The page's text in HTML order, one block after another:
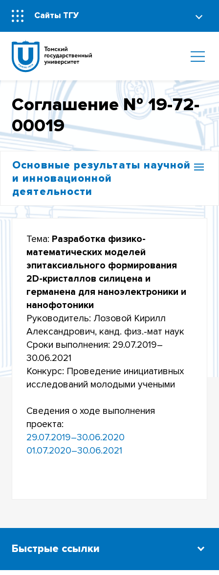
Сайты ТГУ
Соглашение № 19-72-
00019
Основные результаты научной
и инновационной
деятельности
УЧАСТИЕ В ФЦП «ИССЛЕДОВАНИЯ И
ТЕХНОЛОГИЧЕСКОГО КОМПЛЕКСА РОССИИ НА
УЧАСТИЕ В КОНКУРСАХ РОССИЙСКОГО
НАУЧНОГО ФОНДА
УЧАСТИЕ В ФЕДЕРАЛЬНОЙ НАУЧНО-
ТЕХНИЧЕСКОЙ ПРОГРАММЕ РАЗВИТИЯ
ГЕНЕТИЧЕСКИХ ТЕХНОЛОГИЙ НА 2019–2027
ГОДЫ
УЧАСТИЕ В КОНКУРСАХ МИНОБРНАУКИ
РОССИИ НА ПРОВЕДЕНИЕ ИССЛЕДОВАНИЙ В
РАМКАХ МЕЖДУНАРОДНОГО
МНОГОСТОРОННЕГО И ДВУСТОРОННЕГО
СОТРУДНИЧЕСТВА
Тема: Разработка физико-
математических моделей
эпитаксиального формирования
2D-кристаллов силицена и
германена для наноэлектроники и
нанофотоники
Руководитель: Лозовой Кирилл
Александрович, канд. физ.-мат наук
Сроки выполнения: 29.07.2019–
30.06.2021
Конкурс: Проведение инициативных
исследований молодыми учеными
Сведения о ходе выполнения
проекта:
29.07.2019–30.06.2020
01.07.2020–30.06.2021
Быстрые ссылки